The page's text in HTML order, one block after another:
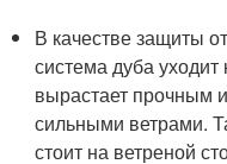
В качестве защиты
система дуба
вырастает прочным
сильными ветрами.
стоит на ветреной